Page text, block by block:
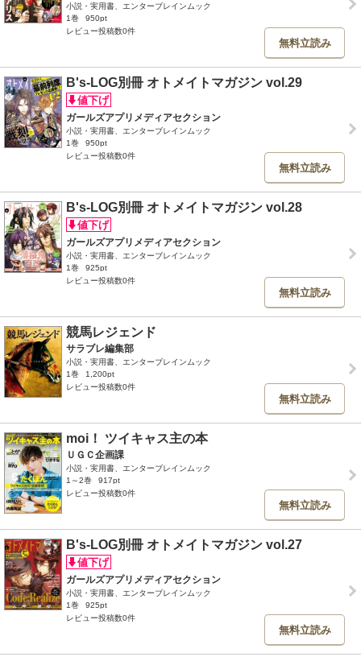
小説・実用書、エンターブレインムック
1巻
950pt
レビュー投稿数0件
無料立読み
B's-LOG別冊 オトメイトマガジン vol.29
ガールズアプリメディアセクション
小説・実用書、エンターブレインムック
1巻
950pt
レビュー投稿数0件
無料立読み
B's-LOG別冊 オトメイトマガジン vol.28
ガールズアプリメディアセクション
小説・実用書、エンターブレインムック
1巻
925pt
レビュー投稿数0件
無料立読み
競馬レジェンド
サラブレ編集部
小説・実用書、エンターブレインムック
1巻
1,200pt
レビュー投稿数0件
無料立読み
moi！ ツイキャス主の本
ＵＧＣ企画課
小説・実用書、エンターブレインムック
1～2巻
917pt
レビュー投稿数0件
無料立読み
B's-LOG別冊 オトメイトマガジン vol.27
ガールズアプリメディアセクション
小説・実用書、エンターブレインムック
1巻
925pt
レビュー投稿数0件
無料立読み